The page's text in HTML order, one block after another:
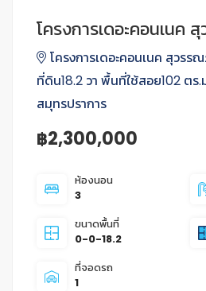
โครงการเดอะคอนเนค
โครงการเดอะคอนเนค สุวร
ที่ดิน18.2 วา พื้นที่ใช้สอย102 ตร.
สมุทรปราการ
฿2,300,000
ห้องนอน
3
ขนาดพื้นที่
0-0-18.2
ที่จอดรถ
1